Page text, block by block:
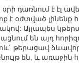
դառնում է էլ
է օժտված լինենք
Այլապես
են այդ
թերացավ
են, և առաջին